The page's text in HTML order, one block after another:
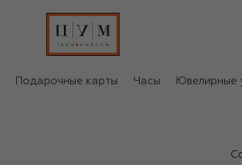
Подарочные карты Часы Ювелирные